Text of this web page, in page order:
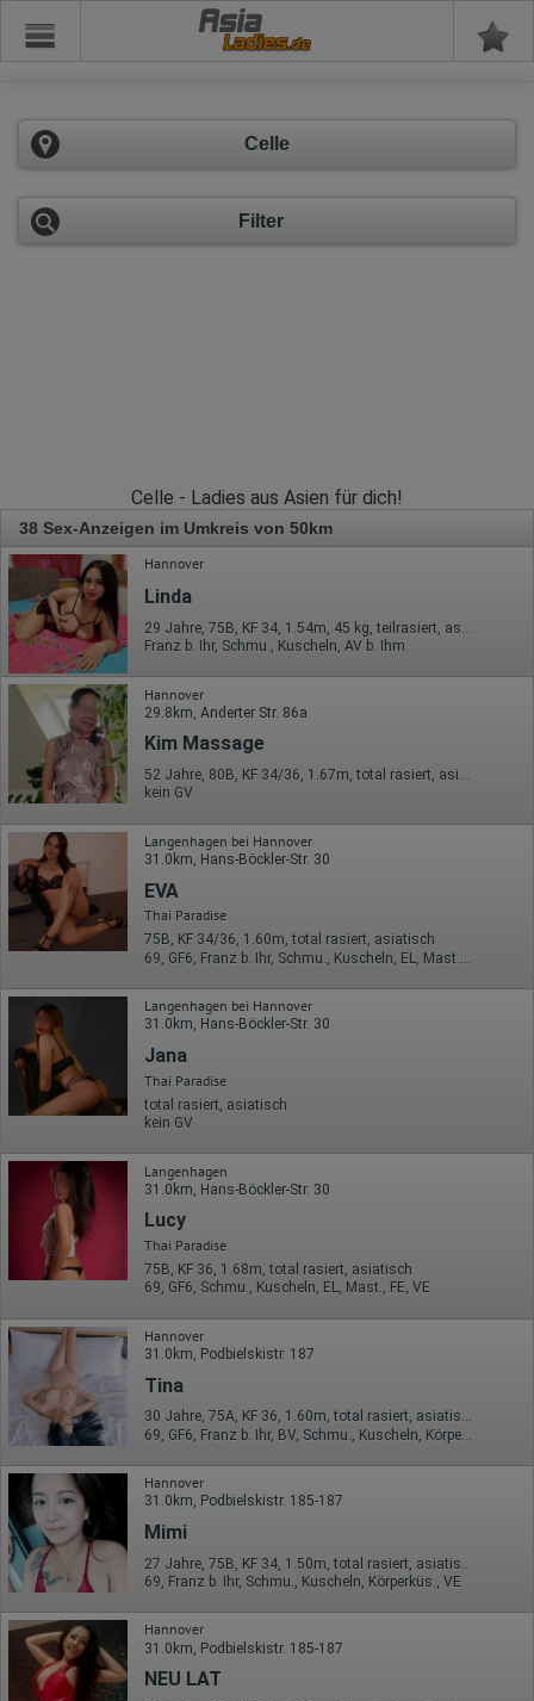
Asia
Celle
Filter
Celle - Ladies aus Asien für dich!
38 Sex-Anzeigen im Umkreis von 50km
Hannover
Linda
29 Jahre, 75B, KF 34, 1.54m, 45 kg, teilrasiert, asiatisch
Franz b. Ihr, Schmu., Kuscheln, AV b. Ihm
Hannover
29.8km, Anderter Str. 86a
Kim Massage
52 Jahre, 80B, KF 34/36, 1.67m, total rasiert, asiatisch
kein GV
Langenhagen bei Hannover
31.0km, Hans-Böckler-Str. 30
EVA
Thai Paradise
75B, KF 34/36, 1.60m, total rasiert, asiatisch
Langenhagen bei Hannover
31.0km, Hans-Böckler-Str. 30
Jana
Thai Paradise
total rasiert, asiatisch
kein GV
Langenhagen
31.0km, Hans-Böckler-Str. 30
Lucy
Thai Paradise
75B, KF 36, 1.68m, total rasiert, asiatisch
69, GF6, Schmu., Kuscheln, EL, Mast., FE, VE
Hannover
31.0km, Podbielskistr. 187
Tina
30 Jahre, 75A, KF 36, 1.60m, total rasiert, asiatisch
Hannover
31.0km, Podbielskistr. 185-187
Mimi
69, Franz b. Ihr, Schmu., Kuscheln, Körperküs., VE
Hannover
31.0km, Podbielskistr. 185-187
NEU LAT